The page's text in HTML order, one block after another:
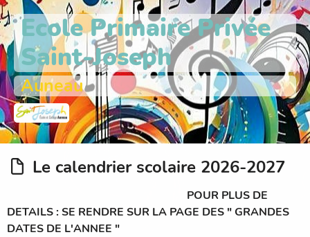
Ecole Primaire Privée
Saint-Joseph
Auneau
Le calendrier scolaire 2026-2027
POUR PLUS DE
DETAILS : SE RENDRE SUR LA PAGE DES " GRANDES
DATES DE L'ANNEE "